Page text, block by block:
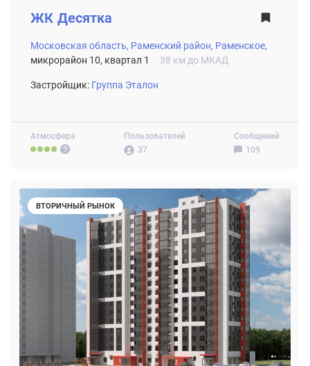
Атмосфера
Пользователей
37
Сообщений
109
ЖК Десятка
Московская область, Раменский район, Раменское,
микрорайон 10, квартал 1
38 км до МКАД
Застройщик: Группа Эталон
ВТОРИЧНЫЙ РЫНОК